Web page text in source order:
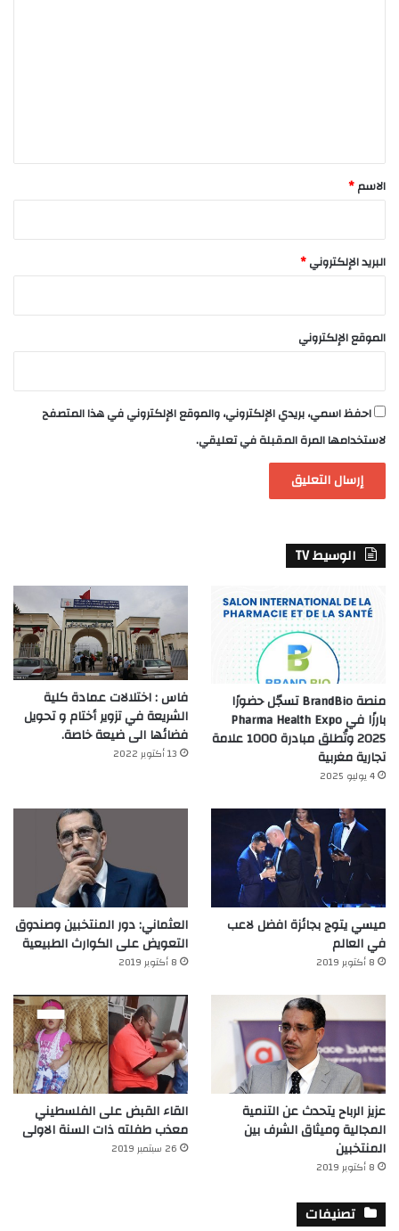
*
الاسم*
البريد الإلكتروني*
الموقع الإلكتروني
احفظ اسمي، بريدي الإلكتروني، والموقع الإلكتروني في هذا المتصفح
لاستخدامها المرة المقبلة في تعليقي.
الوسيط TV
منصة BrandBio تسجّل حضورًا
بارزًا في Pharma Health Expo
2025 وتُطلق مبادرة 1000 علامة
تجارية مغربية
4 يوليو 2025
فاس : اختلالات عمادة كلية
الشريعة في تزوير أختام و تحويل
فضائها الى ضيعة خاصة.
13 أكتوبر 2022
ميسي يتوج بجائزة افضل لاعب
في العالم‎
8 أكتوبر 2019
العثماني: دور المنتخبين وصندوق
التعويض على الكوارث الطبيعية
8 أكتوبر 2019
عزيز الرباح يتحدث عن التنمية
المجالية وميثاق الشرف بين
المنتخبين
8 أكتوبر 2019
القاء القبض على الفلسطيني
معذب طفلته ذات السنة الاولى
26 سبتمبر 2019
تصنيفات